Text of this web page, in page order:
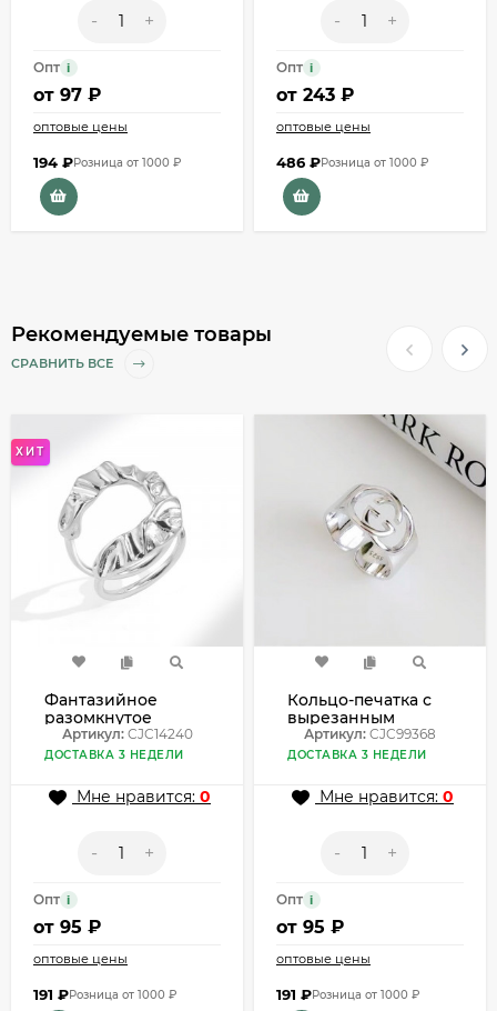
- +
Опт i
от 97 ₽
оптовые цены
194 ₽Розница от 1000 ₽
- +
Опт i
от 243 ₽
оптовые цены
486 ₽Розница от 1000 ₽
Рекомендуемые товары
СРАВНИТЬ ВСЕ
ХИТ
Фантазийное
разомкнутое
кольцо с рельефом
«мятая бумага»
Артикул:CJC14240
ДОСТАВКА 3 НЕДЕЛИ
Мне нравится: 0
- +
Опт i
от 95 ₽
оптовые цены
191 ₽Розница от 1000 ₽
Кольцо-печатка с
вырезанным
сердцем в платине
CJC99368
Артикул: CJC99368
ДОСТАВКА 3 НЕДЕЛИ
Мне нравится: 0
- +
Опт i
от 95 ₽
оптовые цены
191 ₽Розница от 1000 ₽